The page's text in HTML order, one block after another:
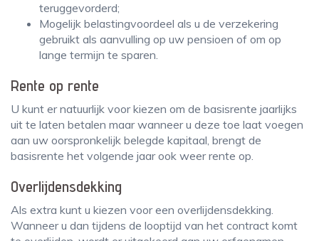
teruggevorderd;
Mogelijk belastingvoordeel als u de verzekering
gebruikt als aanvulling op uw pensioen of om op
lange termijn te sparen.
Rente op rente
U kunt er natuurlijk voor kiezen om de basisrente jaarlijks
uit te laten betalen maar wanneer u deze toe laat voegen
aan uw oorspronkelijk belegde kapitaal, brengt de
basisrente het volgende jaar ook weer rente op.
Overlijdensdekking
Als extra kunt u kiezen voor een overlijdensdekking.
Wanneer u dan tijdens de looptijd van het contract komt